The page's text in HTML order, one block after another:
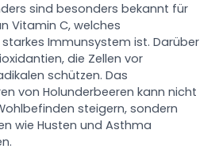
sind besonders bekannt für
Vitamin C, welches
Immunsystem ist. Darüber
die Zellen vor
schützen. Das
von Holunderbeeren kann nicht
steigern, sondern
wie Husten und Asthma